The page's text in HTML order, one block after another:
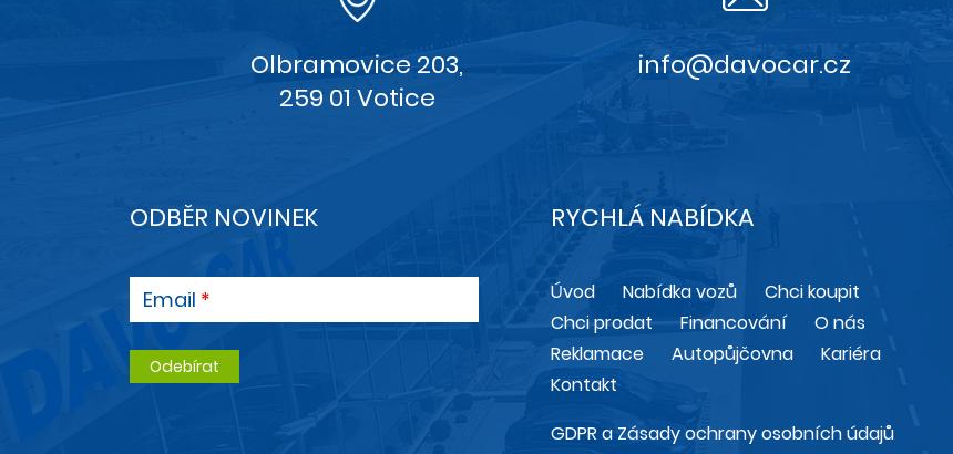
Olbramovice 203,
259 01 Votice
info@davocar.cz
ODBĚR NOVINEK
Email
RYCHLÁ NABÍDKA
Úvod Nabídka vozů
Chci koupit
Chci prodat
Financování
O nás
Reklamace
Autopůjčovna
Kariéra
Kontakt
GDPR a Zásady ochrany osobních údajů